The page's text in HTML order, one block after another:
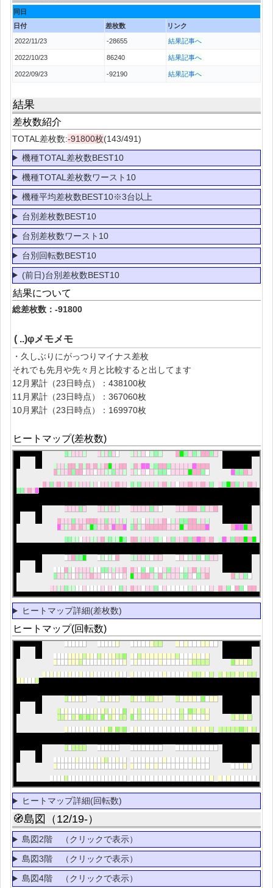
同日
日付
差枚数 リンク
2022/11/23 -28655 結果記事へ
2022/10/23 86240 結果記事へ
2022/09/23 -92190 結果記事へ
結果
差枚数紹介
TOTAL差枚数:-91800枚(143/491)
機種TOTAL差枚数BEST10
機種TOTAL差枚数ワースト10
機種平均差枚数BEST10※3台以上
台別差枚数BEST10
台別差枚数ワースト10
台別回転数BEST10
(前日)台別差枚数BEST10
結果について
総差枚数：-91800
( ..)φメモメモ
・久しぶりにがっつりマイナス差枚
それでも先月や先々月と比較すると出してます
12月累計（23日時点）：438100枚
11月累計（23日時点）：367060枚
10月累計（23日時点）：169970枚
ヒートマップ(差枚数)
ヒートマップ詳細(差枚数)
ヒートマップ(回転数)
ヒートマップ詳細(回転数)
🧭島図（12/19-）
島図2階 （クリックで表示）
島図3階 （クリックで表示）
島図4階 （クリックで表示）